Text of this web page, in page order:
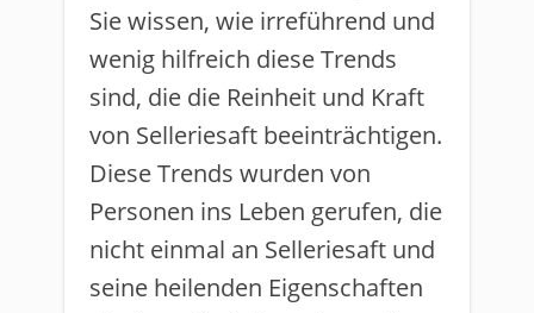
Sie wissen, wie irreführend und
wenig hilfreich diese Trends
sind, die die Reinheit und Kraft
von Selleriesaft beeinträchtigen.
Diese Trends wurden von
Personen ins Leben gerufen, die
nicht einmal an Selleriesaft und
seine heilenden Eigenschaften